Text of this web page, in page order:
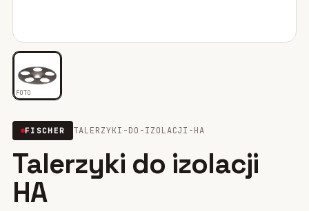
Mocowania do rusztowań
Wiertła i narzędzia
Mocowania elektryczne
Wkręty
Firestop
FOTO
FISCHER TALERZYKI-DO-IZOLACJI-HA
Talerzyki do izolacji
HA